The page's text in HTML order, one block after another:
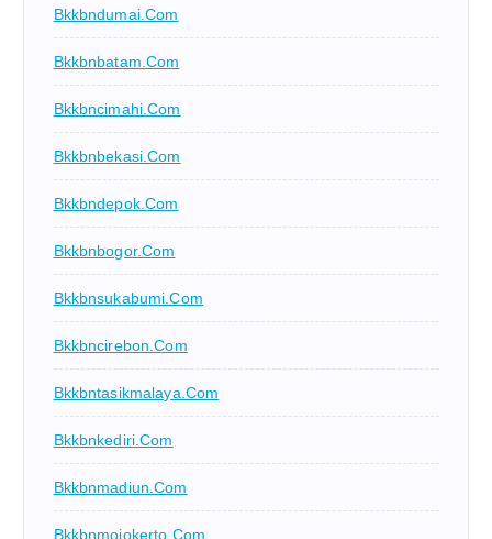
Bkkbndumai.com
Bkkbnbatam.com
Bkkbncimahi.com
Bkkbnbekasi.com
Bkkbndepok.com
Bkkbnbogor.com
Bkkbnsukabumi.com
Bkkbncirebon.com
Bkkbntasikmalaya.com
Bkkbnkediri.com
Bkkbnmadiun.com
Bkkbnmojokerto.com